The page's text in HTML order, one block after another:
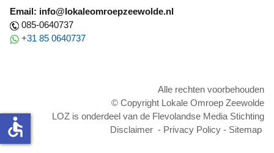
Email: info@lokaleomroepzeewolde.nl
085-0640737
+31 85 0640737
Alle rechten voorbehouden
© Copyright Lokale Omroep Zeewolde
LOZ is onderdeel van de Flevolandse Media Stichting
Disclaimer - Privacy Policy - Sitemap
accessible